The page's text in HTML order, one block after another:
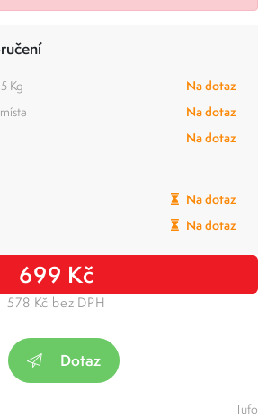
Kg
Na dotaz
Na dotaz
Na dotaz
Na dotaz
Na dotaz
699 Kč
578 Kč bez DPH
Dotaz
Tufo